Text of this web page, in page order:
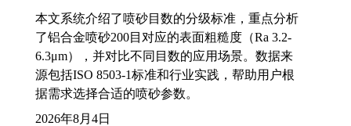
本文系统介绍了喷砂目数的分级标准，重点分析
了铝合金喷砂200目对应的表面粗糙度（Ra 3.2-
6.3μm），并对比不同目数的应用场景。数据来
源包括ISO 8503-1标准和行业实践，帮助用户根
据需求选择合适的喷砂参数。
2026年8月4日